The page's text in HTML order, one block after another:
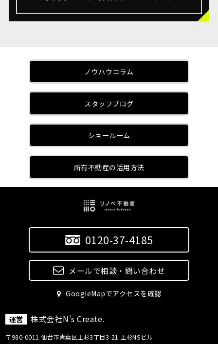
ノウハウコラム
スタッフブログ
ショールーム
所有不動産の活用方法
0120-37-4185
メールで相談・問い合わせ
GoogleMapでアクセスを確認
運営 株式会社N’s Create.
〒980-0011 仙台市青葉区上杉3丁目3-21 上杉NSビル